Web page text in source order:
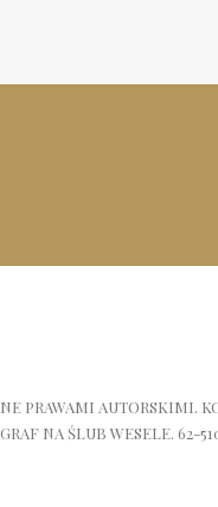
PRAWAMI AUTORSKIMI.
NA ŚLUB WESELE. 62-